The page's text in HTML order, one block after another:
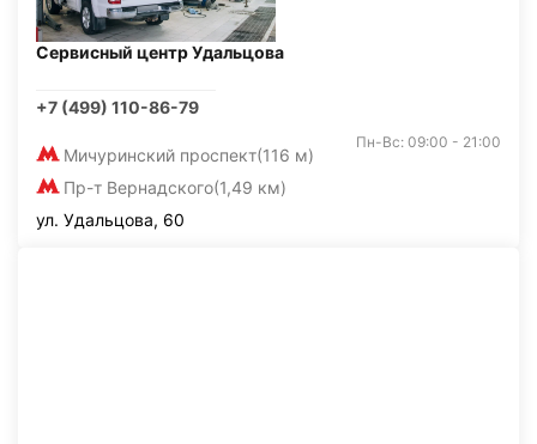
Сервисный центр Удальцова
+7 (499) 110-86-79
Мичуринский проспект(116 м)
Пр-т Вернадского(1,49 км)
Пн-Вс: 09:00 - 21:00
ул. Удальцова, 60